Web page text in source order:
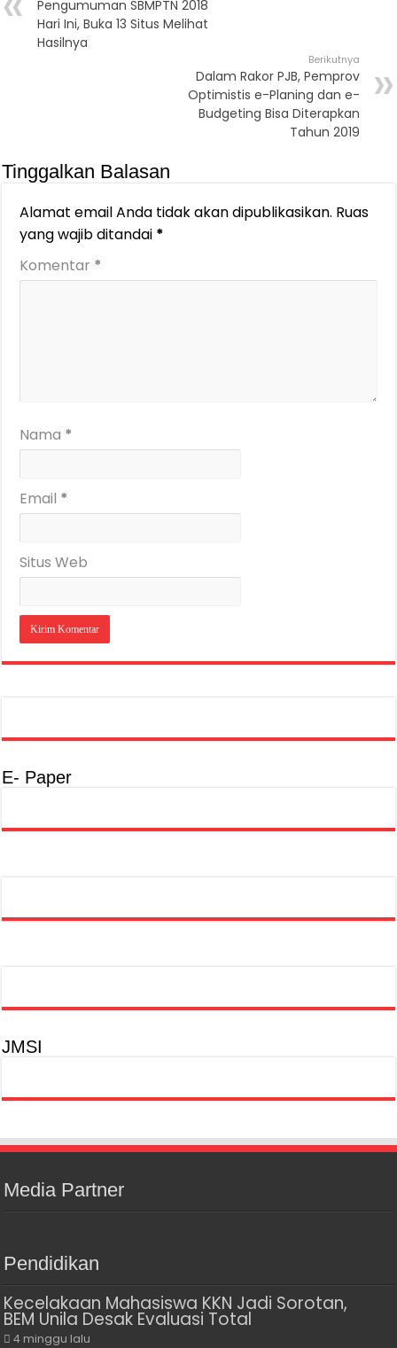
Pengumuman SBMPTN 2018
Hari Ini, Buka 13 Situs Melihat
Hasilnya
Berikutnya
Dalam Rakor PJB, Pemprov
Optimistis e-Planing dan e-
Budgeting Bisa Diterapkan
Tahun 2019
Tinggalkan Balasan
Alamat email Anda tidak akan dipublikasikan. Ruas
yang wajib ditandai *
Komentar *
Nama *
Email *
Situs Web
E- Paper
JMSI
Media Partner
Pendidikan
Kecelakaan Mahasiswa KKN Jadi Sorotan,
BEM Unila Desak Evaluasi Total
4 minggu lalu